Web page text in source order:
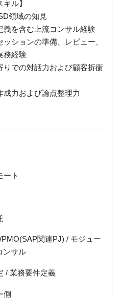
キル】
領域の知見
義を含む上流コンサル経験
ッションの準備、レビュー、
務経験
りでの対話力および顧客折衝
成力および論点整理力
ート
PMO(SAP関連PJ) / モジュー
ンサル
/ 業務要件定義
側